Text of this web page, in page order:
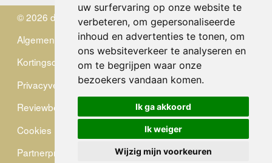
uw surfervaring op onze website te
verbeteren, om gepersonaliseerde
inhoud en advertenties te tonen, om
ons websiteverkeer te analyseren en
om te begrijpen waar onze
bezoekers vandaan komen.
Ik ga akkoord
Ik weiger
Wijzig mijn voorkeuren
© 2026 de Zwerver
Algemene Voorwaarden
Kortingscode
Privacyverklaring
Reviewbeleid
Cookies
Partnerprogramma